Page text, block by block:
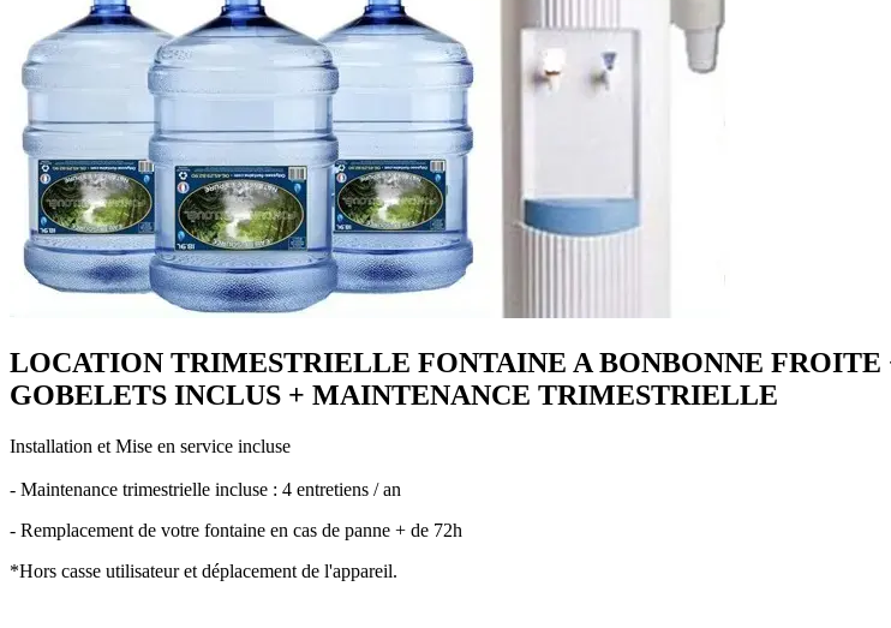
LOCATION TRIMESTRIELLE FONTAINE A BONBONNE FROITE
GOBELETS INCLUS + MAINTENANCE TRIMESTRIELLE
Installation et Mise en service incluse
- Maintenance trimestrielle incluse : 4 entretiens / an
- Remplacement de votre fontaine en cas de panne + de 72h
*Hors casse utilisateur et déplacement de l'appareil.